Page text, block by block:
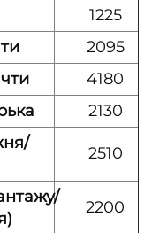
1225
2095
4180
2130
2510
2200